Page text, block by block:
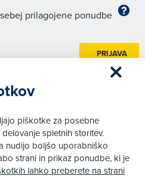
prilagojene ponudbe
PRIJAVA
piškotke za posebne
spletnih storitev.
nudijo boljšo uporabniško
strani in prikaz ponudbe, ki je
lahko preberete na strani